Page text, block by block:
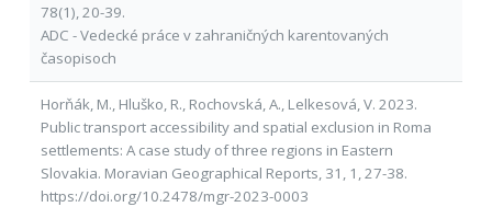
78(1), 20-39.
ADC - Vedecké práce v zahraničných karentovaných
časopisoch
Horňák, M., Hluško, R., Rochovská, A., Lelkesová, V. 2023.
Public transport accessibility and spatial exclusion in Roma
settlements: A case study of three regions in Eastern
Slovakia. Moravian Geographical Reports, 31, 1, 27-38.
https://doi.org/10.2478/mgr-2023-0003